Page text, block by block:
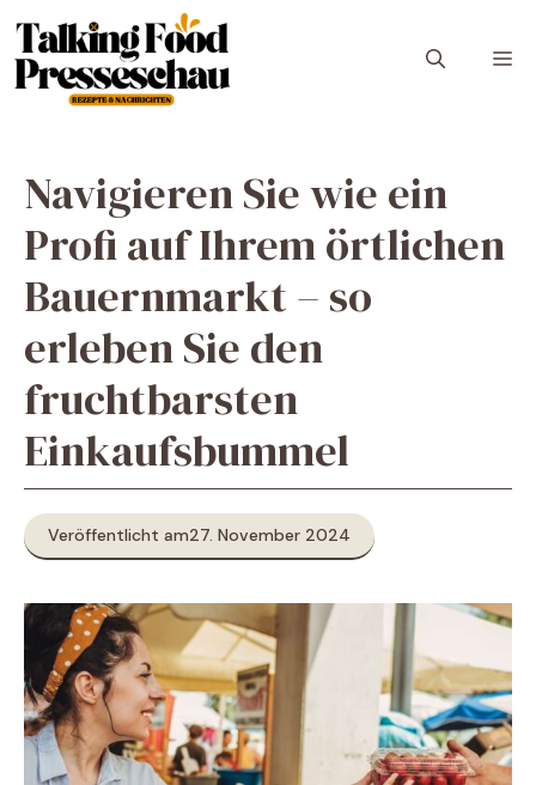
Inhalt
springen
Navigieren Sie wie ein
Profi auf Ihrem örtlichen
Bauernmarkt – so
erleben Sie den
fruchtbarsten
Einkaufsbummel
Veröffentlicht am27. November 2024